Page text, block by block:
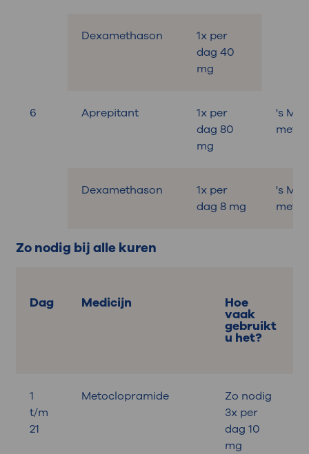
Dexamethason
1x per
dag 40
mg
6 Aprepitant
1x per
dag 80
mg
's
met
Dexamethason
1x per
dag 8 mg
's
met
Zo nodig bij alle kuren
Dag Medicijn Hoe
vaak
gebruikt
u het?
1
t/m
21
Metoclopramide
Zo nodig
3x per
dag 10
mg